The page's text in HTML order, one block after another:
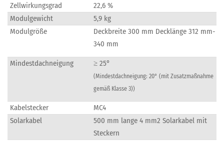
Zellwirkungsgrad
22,6 %
Modulgewicht
5,9 kg
Modulgröße
Deckbreite 300 mm Decklänge 312 mm-
340 mm
Mindestdachneigung ≥ 25°
(Mindestdachneigung: 20° (mit Zusatzmaßnahme
gemäß Klasse 3))
Kabelstecker
MC4
Solarkabel
500 mm lange 4 mm2 Solarkabel mit
Steckern